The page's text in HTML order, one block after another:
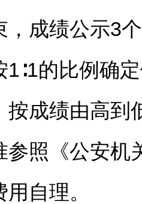
绩公示3个
1∶1的比例确
按成绩由高到
《公安机
自理。